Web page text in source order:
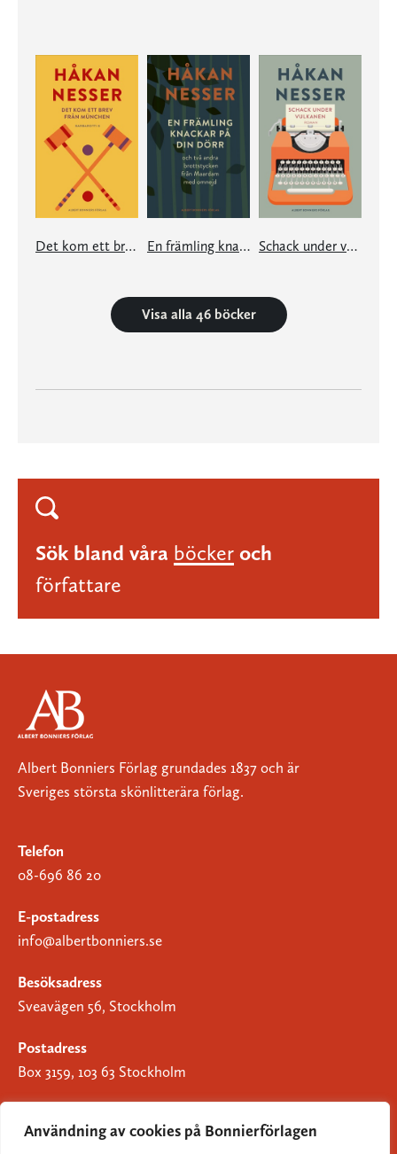
Användning av cookies på Bonnierförlagen
Det kom ett brev från München En främling knackar på din dörr Schack under vulkanen
Visa alla 46 böcker
Sök bland våra böcker och
författare
Albert Bonniers Förlag grundades 1837 och är
Sveriges största skönlitterära förlag.
Telefon
08-696 86 20
E-postadress
info@albertbonniers.se
Besöksadress
Sveavägen 56, Stockholm
Postadress
Box 3159, 103 63 Stockholm